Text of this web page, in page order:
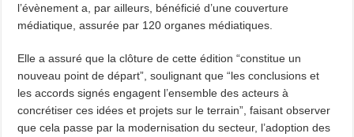
l’évènement a, par ailleurs, bénéficié d’une couverture
médiatique, assurée par 120 organes médiatiques.
Elle a assuré que la clôture de cette édition “constitue un
nouveau point de départ”, soulignant que “les conclusions et
les accords signés engagent l’ensemble des acteurs à
concrétiser ces idées et projets sur le terrain”, faisant observer
que cela passe par la modernisation du secteur, l’adoption des